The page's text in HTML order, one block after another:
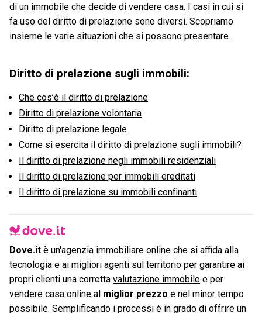
di un immobile che decide di vendere casa. I casi in cui si
fa uso del diritto di prelazione sono diversi. Scopriamo
insieme le varie situazioni che si possono presentare.
Diritto di prelazione sugli immobili:
Che cos’è il diritto di prelazione
Diritto di prelazione volontaria
Diritto di prelazione legale
Come si esercita il diritto di prelazione sugli immobili?
Il diritto di prelazione negli immobili residenziali
Il diritto di prelazione per immobili ereditati
Il diritto di prelazione su immobili confinanti
Dove.it è un'agenzia immobiliare online che si affida alla
tecnologia e ai migliori agenti sul territorio per garantire ai
propri clienti una corretta valutazione immobile e per
vendere casa online al miglior prezzo e nel minor tempo
possibile. Semplificando i processi è in grado di offrire un